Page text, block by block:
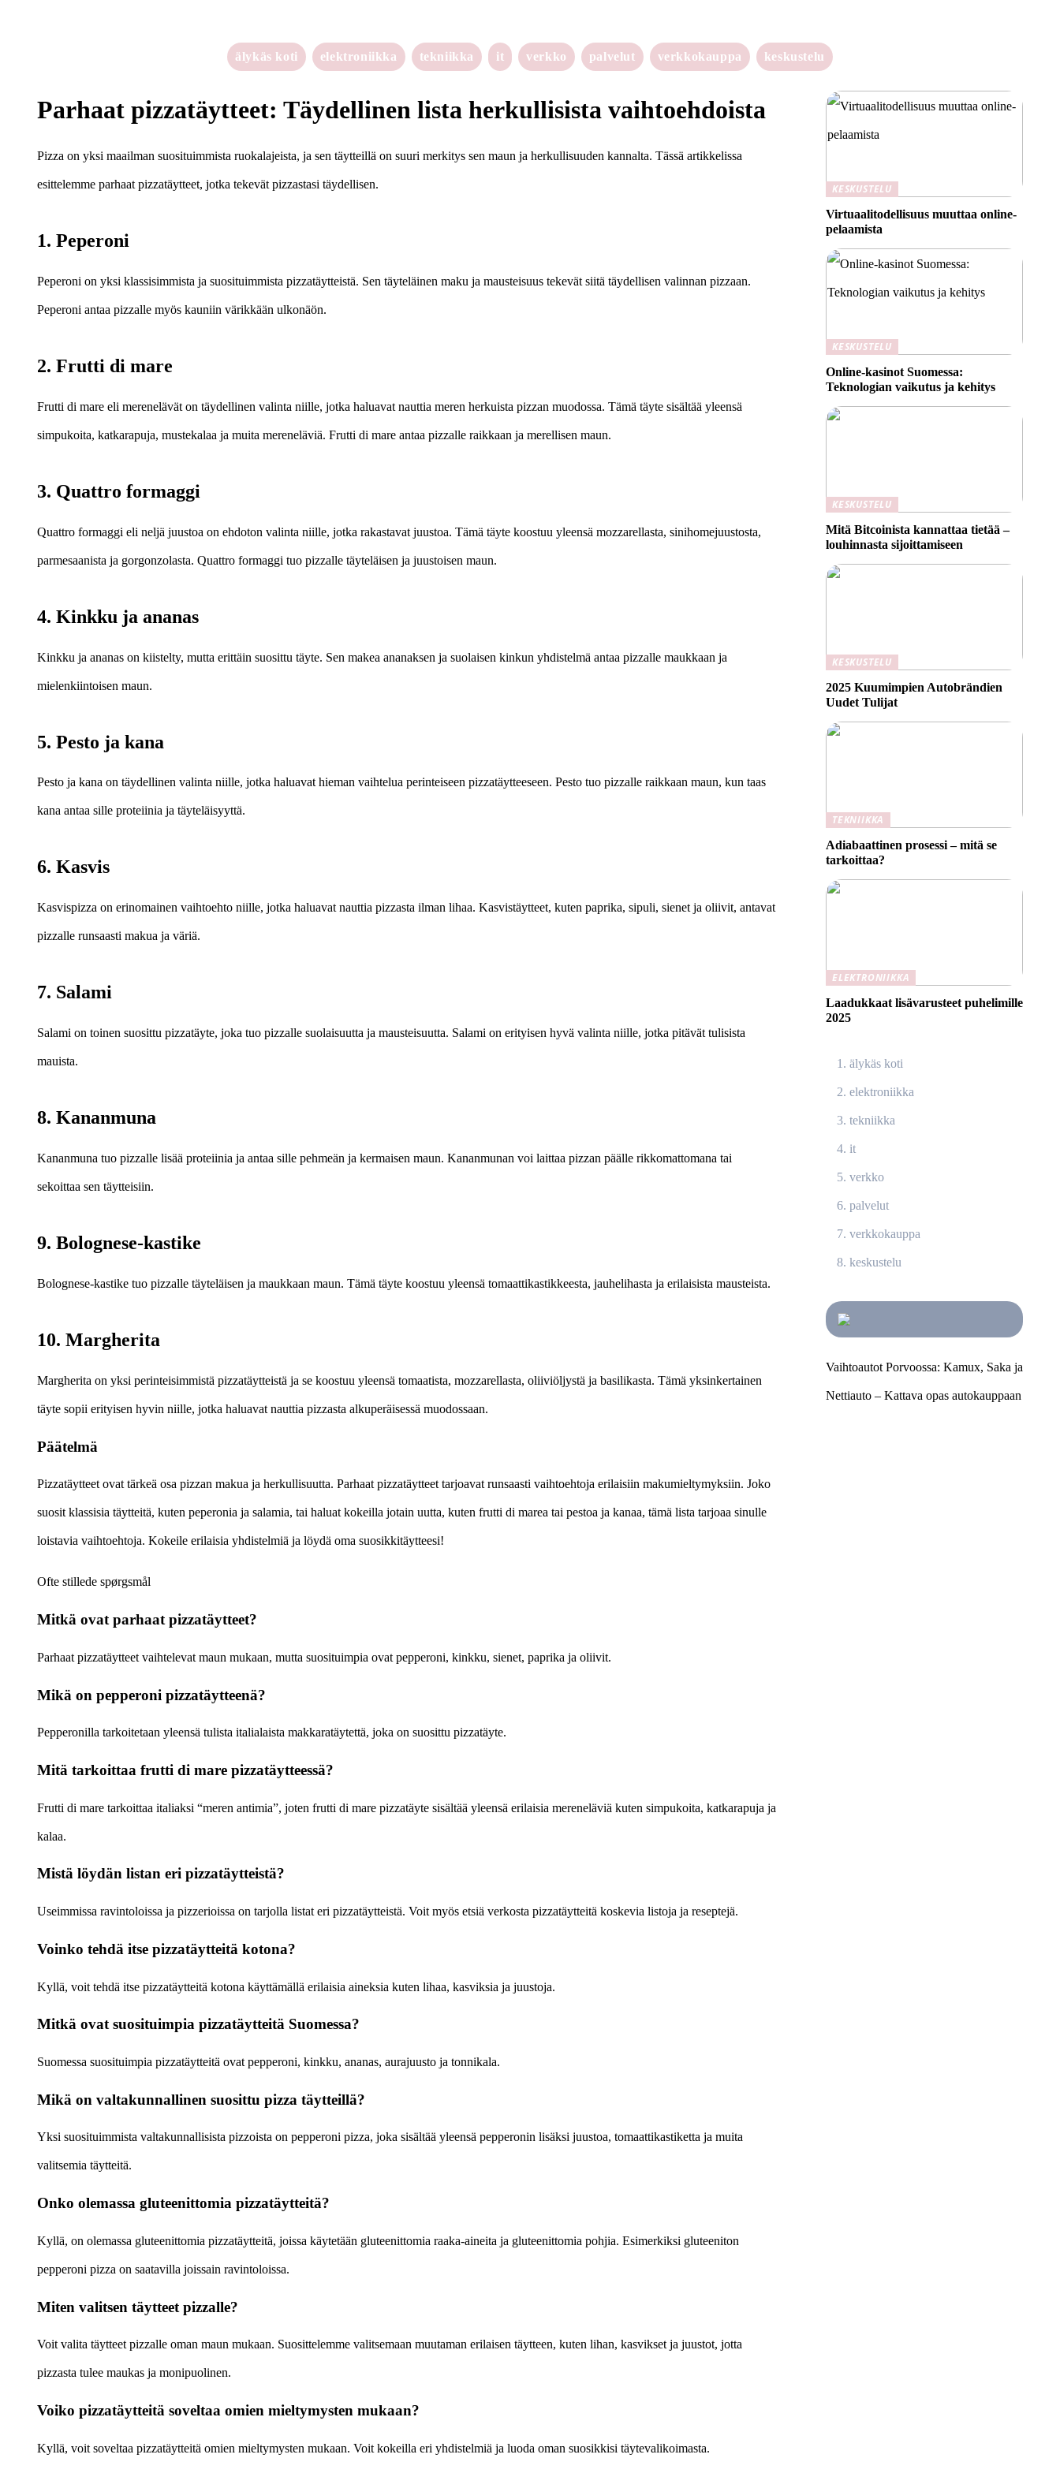
älykäs koti elektroniikka tekniikka it verkko palvelut verkkokauppa keskustelu
Parhaat pizzatäytteet: Täydellinen lista herkullisista vaihtoehdoista
Pizza on yksi maailman suosituimmista ruokalajeista, ja sen täytteillä on suuri merkitys sen maun ja herkullisuuden kannalta. Tässä artikkelissa
esittelemme parhaat pizzatäytteet, jotka tekevät pizzastasi täydellisen.
1. Peperoni
Peperoni on yksi klassisimmista ja suosituimmista pizzatäytteistä. Sen täyteläinen maku ja mausteisuus tekevät siitä täydellisen valinnan pizzaan.
Peperoni antaa pizzalle myös kauniin värikkään ulkonäön.
2. Frutti di mare
Frutti di mare eli merenelävät on täydellinen valinta niille, jotka haluavat nauttia meren herkuista pizzan muodossa. Tämä täyte sisältää yleensä
simpukoita, katkarapuja, mustekalaa ja muita mereneläviä. Frutti di mare antaa pizzalle raikkaan ja merellisen maun.
3. Quattro formaggi
Quattro formaggi eli neljä juustoa on ehdoton valinta niille, jotka rakastavat juustoa. Tämä täyte koostuu yleensä mozzarellasta, sinihomejuustosta,
parmesaanista ja gorgonzolasta. Quattro formaggi tuo pizzalle täyteläisen ja juustoisen maun.
4. Kinkku ja ananas
Kinkku ja ananas on kiistelty, mutta erittäin suosittu täyte. Sen makea ananaksen ja suolaisen kinkun yhdistelmä antaa pizzalle maukkaan ja
mielenkiintoisen maun.
5. Pesto ja kana
Pesto ja kana on täydellinen valinta niille, jotka haluavat hieman vaihtelua perinteiseen pizzatäytteeseen. Pesto tuo pizzalle raikkaan maun, kun taas
kana antaa sille proteiinia ja täyteläisyyttä.
6. Kasvis
Kasvispizza on erinomainen vaihtoehto niille, jotka haluavat nauttia pizzasta ilman lihaa. Kasvistäytteet, kuten paprika, sipuli, sienet ja oliivit, antavat
pizzalle runsaasti makua ja väriä.
7. Salami
Salami on toinen suosittu pizzatäyte, joka tuo pizzalle suolaisuutta ja mausteisuutta. Salami on erityisen hyvä valinta niille, jotka pitävät tulisista
mauista.
8. Kananmuna
Kananmuna tuo pizzalle lisää proteiinia ja antaa sille pehmeän ja kermaisen maun. Kananmunan voi laittaa pizzan päälle rikkomattomana tai
sekoittaa sen täytteisiin.
9. Bolognese-kastike
Bolognese-kastike tuo pizzalle täyteläisen ja maukkaan maun. Tämä täyte koostuu yleensä tomaattikastikkeesta, jauhelihasta ja erilaisista mausteista.
10. Margherita
Margherita on yksi perinteisimmistä pizzatäytteistä ja se koostuu yleensä tomaatista, mozzarellasta, oliiviöljystä ja basilikasta. Tämä yksinkertainen
täyte sopii erityisen hyvin niille, jotka haluavat nauttia pizzasta alkuperäisessä muodossaan.
Päätelmä
Pizzatäytteet ovat tärkeä osa pizzan makua ja herkullisuutta. Parhaat pizzatäytteet tarjoavat runsaasti vaihtoehtoja erilaisiin makumieltymyksiin. Joko
suosit klassisia täytteitä, kuten peperonia ja salamia, tai haluat kokeilla jotain uutta, kuten frutti di marea tai pestoa ja kanaa, tämä lista tarjoaa sinulle
loistavia vaihtoehtoja. Kokeile erilaisia yhdistelmiä ja löydä oma suosikkitäytteesi!
Ofte stillede spørgsmål
Mitkä ovat parhaat pizzatäytteet?
Parhaat pizzatäytteet vaihtelevat maun mukaan, mutta suosituimpia ovat pepperoni, kinkku, sienet, paprika ja oliivit.
Mikä on pepperoni pizzatäytteenä?
Pepperonilla tarkoitetaan yleensä tulista italialaista makkaratäytettä, joka on suosittu pizzatäyte.
Mitä tarkoittaa frutti di mare pizzatäytteessä?
Frutti di mare tarkoittaa italiaksi “meren antimia”, joten frutti di mare pizzatäyte sisältää yleensä erilaisia mereneläviä kuten simpukoita, katkarapuja ja
kalaa.
Mistä löydän listan eri pizzatäytteistä?
Useimmissa ravintoloissa ja pizzerioissa on tarjolla listat eri pizzatäytteistä. Voit myös etsiä verkosta pizzatäytteitä koskevia listoja ja reseptejä.
Voinko tehdä itse pizzatäytteitä kotona?
Kyllä, voit tehdä itse pizzatäytteitä kotona käyttämällä erilaisia aineksia kuten lihaa, kasviksia ja juustoja.
Mitkä ovat suosituimpia pizzatäytteitä Suomessa?
Suomessa suosituimpia pizzatäytteitä ovat pepperoni, kinkku, ananas, aurajuusto ja tonnikala.
Mikä on valtakunnallinen suosittu pizza täytteillä?
Yksi suosituimmista valtakunnallisista pizzoista on pepperoni pizza, joka sisältää yleensä pepperonin lisäksi juustoa, tomaattikastiketta ja muita
valitsemia täytteitä.
Onko olemassa gluteenittomia pizzatäytteitä?
Kyllä, on olemassa gluteenittomia pizzatäytteitä, joissa käytetään gluteenittomia raaka-aineita ja gluteenittomia pohjia. Esimerkiksi gluteeniton
pepperoni pizza on saatavilla joissain ravintoloissa.
Miten valitsen täytteet pizzalle?
Voit valita täytteet pizzalle oman maun mukaan. Suosittelemme valitsemaan muutaman erilaisen täytteen, kuten lihan, kasvikset ja juustot, jotta
pizzasta tulee maukas ja monipuolinen.
Voiko pizzatäytteitä soveltaa omien mieltymysten mukaan?
Kyllä, voit soveltaa pizzatäytteitä omien mieltymysten mukaan. Voit kokeilla eri yhdistelmiä ja luoda oman suosikkisi täytevalikoimasta.
KESKUSTELU
Virtuaalitodellisuus muuttaa online-
pelaamista
KESKUSTELU
Online-kasinot Suomessa:
Teknologian vaikutus ja kehitys
KESKUSTELU
Mitä Bitcoinista kannattaa tietää –
louhinnasta sijoittamiseen
KESKUSTELU
2025 Kuumimpien Autobrändien
Uudet Tulijat
TEKNIIKKA
Adiabaattinen prosessi – mitä se
tarkoittaa?
ELEKTRONIIKKA
Laadukkaat lisävarusteet puhelimille
2025
älykäs koti
elektroniikka
tekniikka
it
verkko
palvelut
verkkokauppa
keskustelu
Vaihtoautot Porvoossa: Kamux, Saka ja
Nettiauto – Kattava opas autokauppaan